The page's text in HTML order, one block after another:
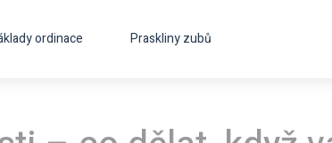
ordinace Praskliny zubů